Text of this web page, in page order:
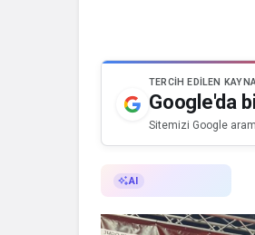
TERCIH EDILEN
Google'da
Sitemizi Google
AI